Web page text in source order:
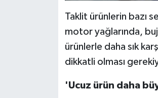
Taklit ürünlerin bazı
motor yağlarında,
ürünlerle daha sık
dikkatli olması
'Ucuz ürün daha